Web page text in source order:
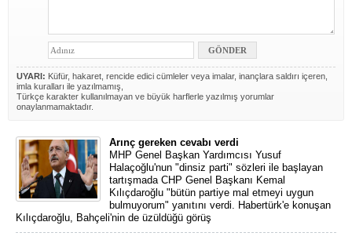
UYARI: Küfür, hakaret, rencide edici cümleler veya imalar, inançlara saldırı içeren,
imla kuralları ile yazılmamış,
Türkçe karakter kullanılmayan ve büyük harflerle yazılmış yorumlar
onaylanmamaktadır.
Arınç gereken cevabı verdi
MHP Genel Başkan Yardımcısı Yusuf
Halaçoğlu'nun "dinsiz parti" sözleri ile başlayan
tartışmada CHP Genel Başkanı Kemal
Kılıçdaroğlu "bütün partiye mal etmeyi uygun
bulmuyorum" yanıtını verdi. Habertürk'e konuşan
Kılıçdaroğlu, Bahçeli'nin de üzüldüğü görüş